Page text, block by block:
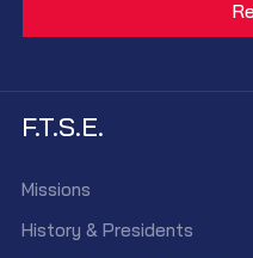
F.T.S.E.
Missions
History & Presidents